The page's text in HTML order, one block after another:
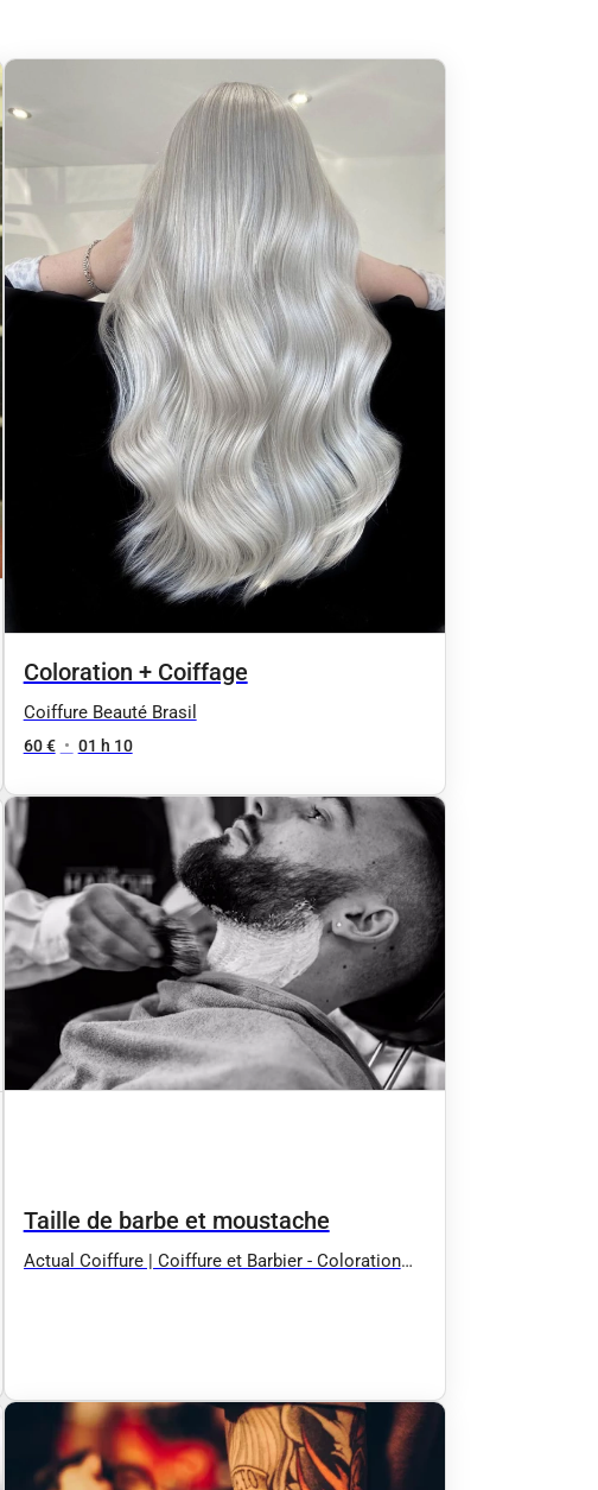
Coloration + Coiffage
Coiffure Beauté Brasil
60 € • 01 h 10
Taille de barbe et moustache
Actual Coiffure | Coiffure et Barbier - Coloration